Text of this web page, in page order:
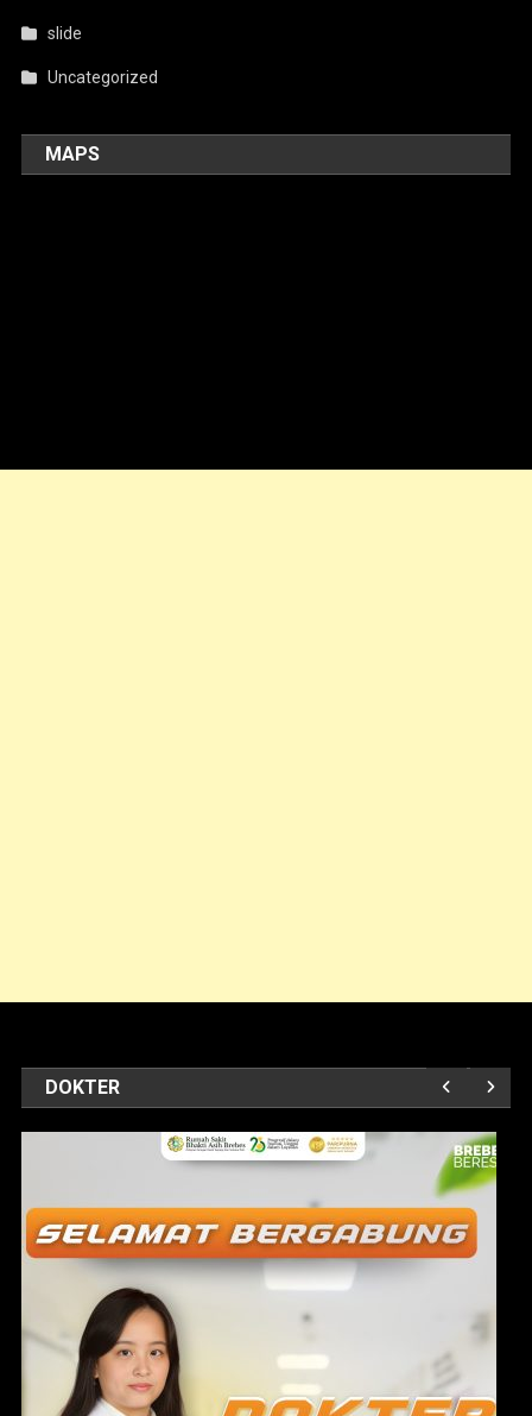
slide
Uncategorized
MAPS
DOKTER